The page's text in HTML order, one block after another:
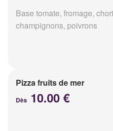
Base tomate, fromage,
champignons, poivrons
Pizza fruits de mer
Dès 10.00 €